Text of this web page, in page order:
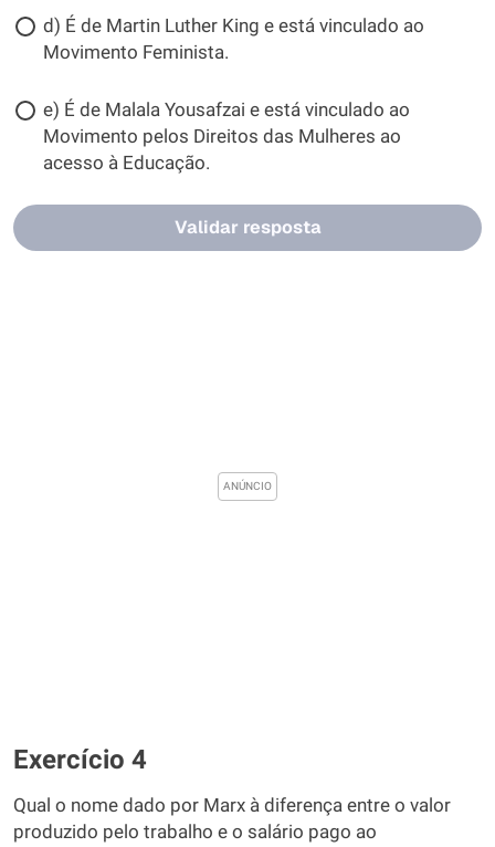
d) É de Martin Luther King e está vinculado ao
Movimento Feminista.
e) É de Malala Yousafzai e está vinculado ao
Movimento pelos Direitos das Mulheres ao
acesso à Educação.
Validar resposta
Exercício 4
Qual o nome dado por Marx à diferença entre o valor
produzido pelo trabalho e o salário pago ao